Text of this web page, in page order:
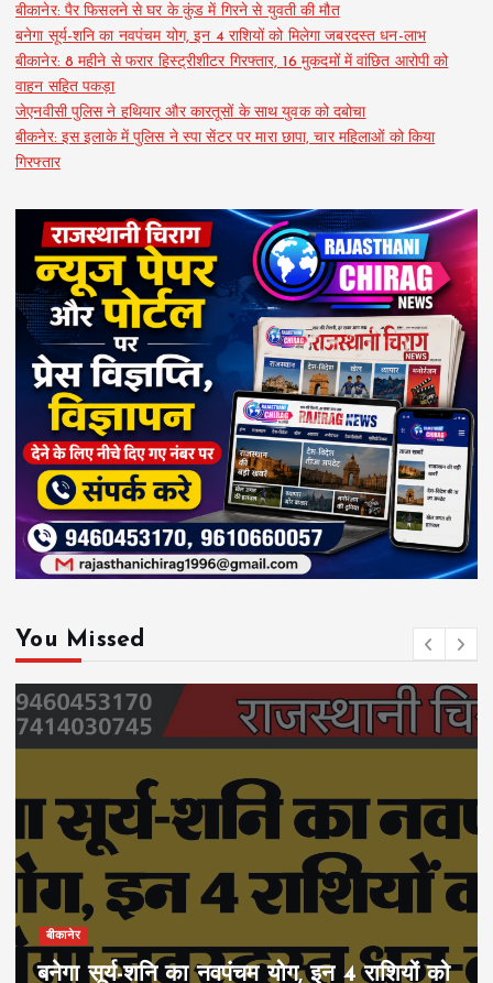
बीकानेर: पैर फिसलने से घर के कुंड में गिरने से युवती की मौत
बनेगा सूर्य-शनि का नवपंचम योग, इन 4 राशियों को मिलेगा जबरदस्त धन-लाभ
बीकानेर: 8 महीने से फरार हिस्ट्रीशीटर गिरफ्तार, 16 मुकदमों में वांछित आरोपी को
वाहन सहित पकड़ा
जेएनवीसी पुलिस ने हथियार और कारतूसों के साथ युवक को दबोचा
बीकनेर: इस इलाके में पुलिस ने स्पा सेंटर पर मारा छापा, चार महिलाओं को किया
गिरफ्तार
You Missed
बीकानेर
बनेगा सूर्य-शनि का नवपंचम योग, इन 4 राशियों को